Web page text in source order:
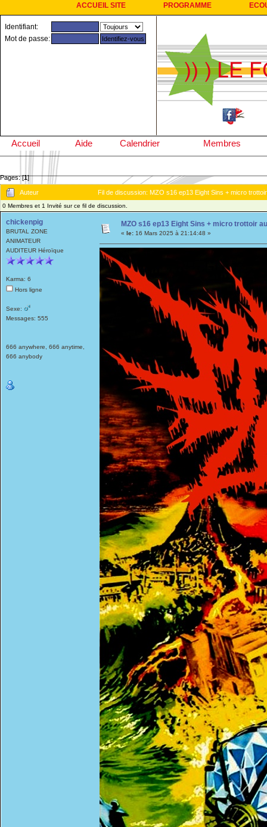
ACCUEIL SITE PROGRAMME
Identifiant:
Mot de passe:
Accueil Aide Calendrier Membres
Pages: [1]
Auteur Fil de discussion: MZO s16 ep13 Eight Sins + micro
0 Membres et 1 Invité sur ce fil de discussion.
chickenpig
BRUTAL ZONE
ANIMATEUR
AUDITEUR Héroïque
Karma: 6
Hors ligne
Sexe:
Messages: 555
666 anywhere, 666 anytime,
666 anybody
MZO s16 ep13 Eight Sins + micro trottoir
« le: 16 Mars 2025 à 21:14:48 »